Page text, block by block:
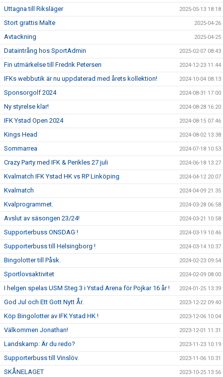
Uttagna till Riksläger 2025-05-13 18:18
Stort grattis Malte 2025-04-26
Avtackning 2025-04-25
Dataintrång hos SportAdmin 2025-02-07 08:43
Fin utmärkelse till Fredrik Petersen 2024-12-23 11:44
IFKs webbutik är nu uppdaterad med årets kollektion! 2024-10-04 08:13
Sponsorgolf 2024 2024-08-31 17:00
Ny styrelse klar! 2024-08-28 16:20
IFK Ystad Open 2024 2024-08-15 07:46
Kings Head 2024-08-02 13:38
Sommarrea 2024-07-18 10:53
Crazy Party med IFK & Perikles 27 juli 2024-06-18 13:27
Kvalmatch IFK Ystad HK vs RP Linköping 2024-04-12 20:07
Kvalmatch 2024-04-09 21:35
Kvalprogrammet. 2024-03-28 06:58
Avslut av säsongen 23/24! 2024-03-21 10:58
Supporterbuss ONSDAG ! 2024-03-19 10:46
Supporterbuss till Helsingborg ! 2024-03-14 10:37
Bingolotter till Påsk. 2024-02-23 09:54
Sportlovsaktivitet 2024-02-09 08:00
I helgen spelas USM Steg 3 i Ystad Arena för Pojkar 16 år ! 2024-01-25 13:39
God Jul och Ett Gott Nytt År. 2023-12-22 09:40
Köp Bingolotter av IFK Ystad HK ! 2023-12-06 10:04
Välkommen Jonathan! 2023-12-01 11:31
Landskamp: Är du redo? 2023-11-23 10:19
Supporterbuss till Vinslöv. 2023-11-06 10:31
SKÅNELAGET 2023-10-25 13:56